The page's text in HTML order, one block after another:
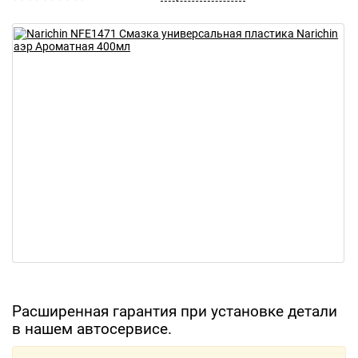
Расширенная гарантия при установке детали
в нашем автосервисе.